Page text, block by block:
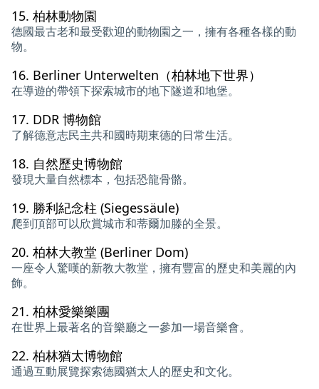
15. 柏林動物園
德國最古老和最受歡迎的動物園之一，擁有各種各樣的動
物。
16. Berliner Unterwelten（柏林地下世界）
在導遊的帶領下探索城市的地下隧道和地堡。
17. DDR 博物館
了解德意志民主共和國時期東德的日常生活。
18. 自然歷史博物館
發現大量自然標本，包括恐龍骨骼。
19. 勝利紀念柱 (Siegessäule)
爬到頂部可以欣賞城市和蒂爾加滕的全景。
20. 柏林大教堂 (Berliner Dom)
一座令人驚嘆的新教大教堂，擁有豐富的歷史和美麗的內
飾。
21. 柏林愛樂樂團
在世界上最著名的音樂廳之一參加一場音樂會。
22. 柏林猶太博物館
通過互動展覽探索德國猶太人的歷史和文化。